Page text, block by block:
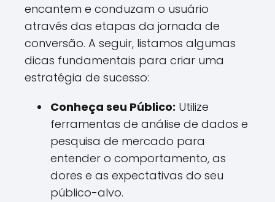
encantem e conduzam o usuário
através das etapas da jornada de
conversão. A seguir, listamos algumas
dicas fundamentais para criar uma
estratégia de sucesso:
Conheça seu Público: Utilize
ferramentas de análise de dados e
pesquisa de mercado para
entender o comportamento, as
dores e as expectativas do seu
público-alvo.